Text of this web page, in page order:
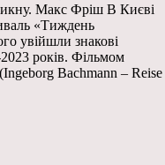
Макс Фріш В Києві
«Тиждень
увійшли знакові
років. Фільмом
Bachmann – Reise